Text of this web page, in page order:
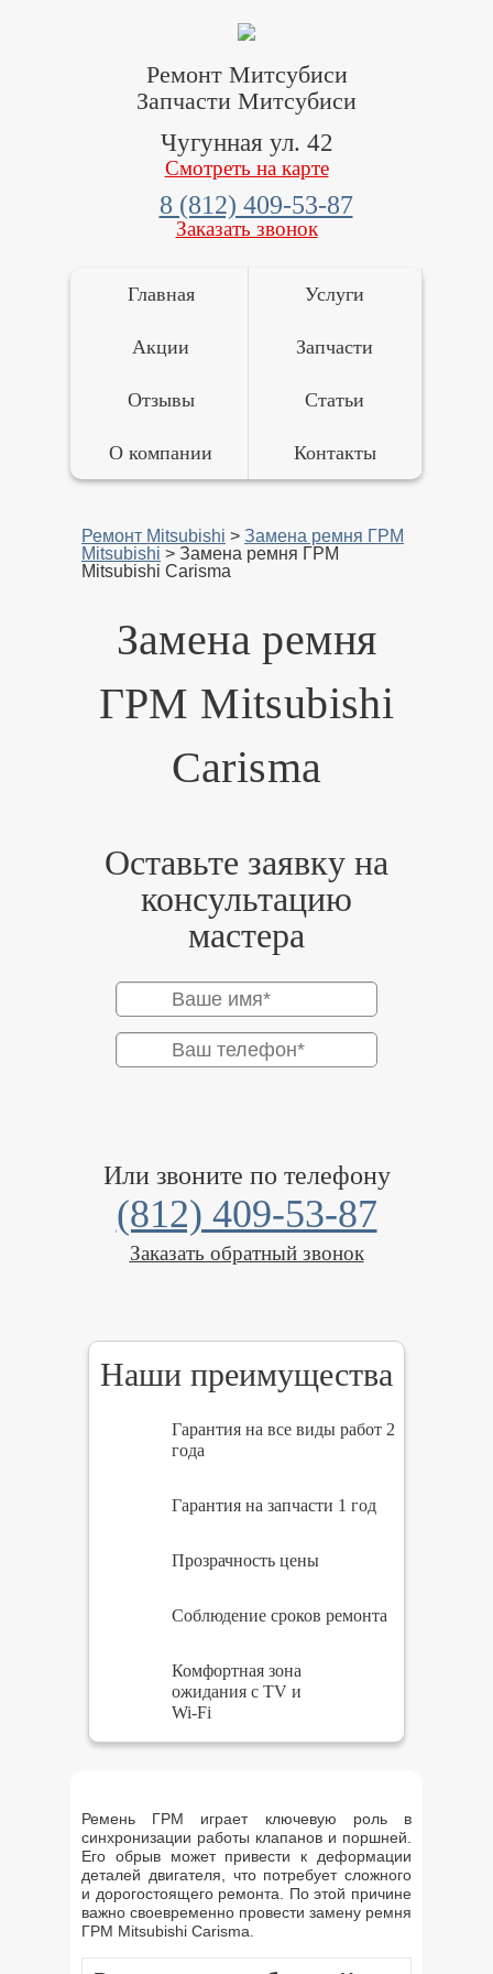
Ремонт Митсубиси
Запчасти Митсубиси
Чугунная ул. 42
Смотреть на карте
8 (812) 409-53-87
Заказать звонок
Главная
Акции
Услуги
Запчасти
Отзывы Статьи
О компании Контакты
Ремонт Mitsubishi > Замена ремня ГРМ
Mitsubishi > Замена ремня ГРМ
Mitsubishi Carisma
Замена ремня
ГРМ Mitsubishi
Carisma
Оставьте заявку на
консультацию
мастера
Или звоните по телефону
(812) 409-53-87
Заказать обратный звонок
Наши преимущества
Гарантия на все виды работ 2
года
Гарантия на запчасти 1 год
Прозрачность цены
Соблюдение сроков ремонта
Комфортная зона
ожидания с TV и
Wi-Fi
Ремень ГРМ играет ключевую роль в
синхронизации работы клапанов и поршней.
Его обрыв может привести к деформации
деталей двигателя, что потребует сложного
и дорогостоящего ремонта. По этой причине
важно своевременно провести замену ремня
ГРМ Mitsubishi Carisma.